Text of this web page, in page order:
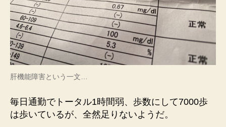
肝機能障害という一文…
毎日通勤でトータル1時間弱、歩数にして7000歩
は歩いているが、全然足りないようだ。